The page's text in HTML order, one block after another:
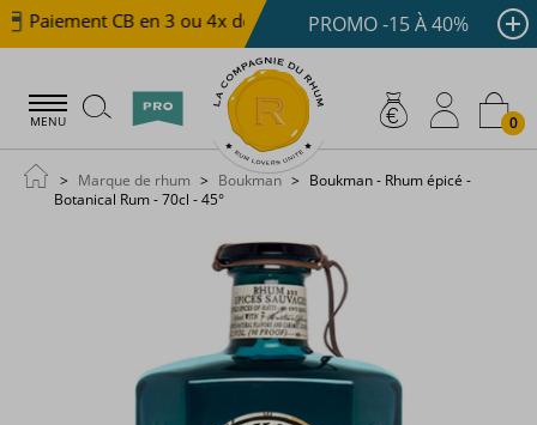
Paiement CB en 3 ou 4x dès 100 € Livraison offerte
PROMO -15 À 40%
MENU 0
Marque de rhum Boukman
Boukman - Rhum épicé -
Botanical Rum - 70cl - 45°